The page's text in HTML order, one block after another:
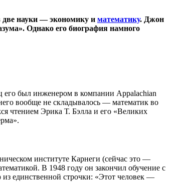
две науки — экономику и математику. Джон
Однако его биография намного
его был инженером в компании Appalachian
вообще не складывалось — математик во
чтением Эрика Т. Бэлла и его «Великих
институте Карнеги (сейчас это —
В 1948 году он закончил обучение с
единственной строчки: «Этот человек —